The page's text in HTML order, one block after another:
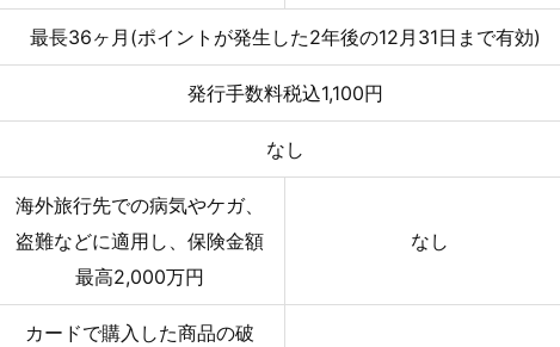
最長36ヶ月(ポイントが発生した2年後の12月31日まで有効)
発行手数料税込1,100円
なし
海外旅行先での病気やケガ、
盗難などに適用し、保険金額
最高2,000万円
なし
カードで購入した商品の破